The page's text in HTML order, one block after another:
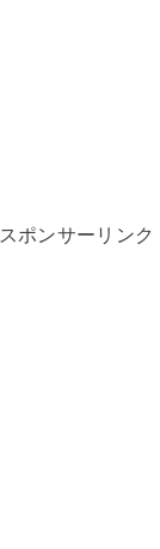
スポンサーリンク